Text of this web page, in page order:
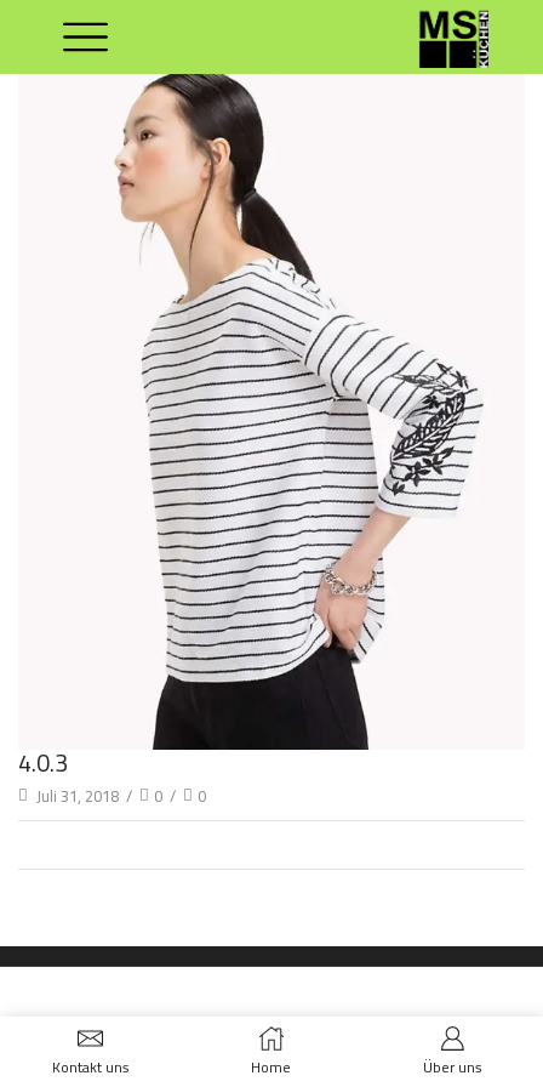
4.0.3
Juli 31, 2018 / 0 / 0
Kontakt uns Home Über uns